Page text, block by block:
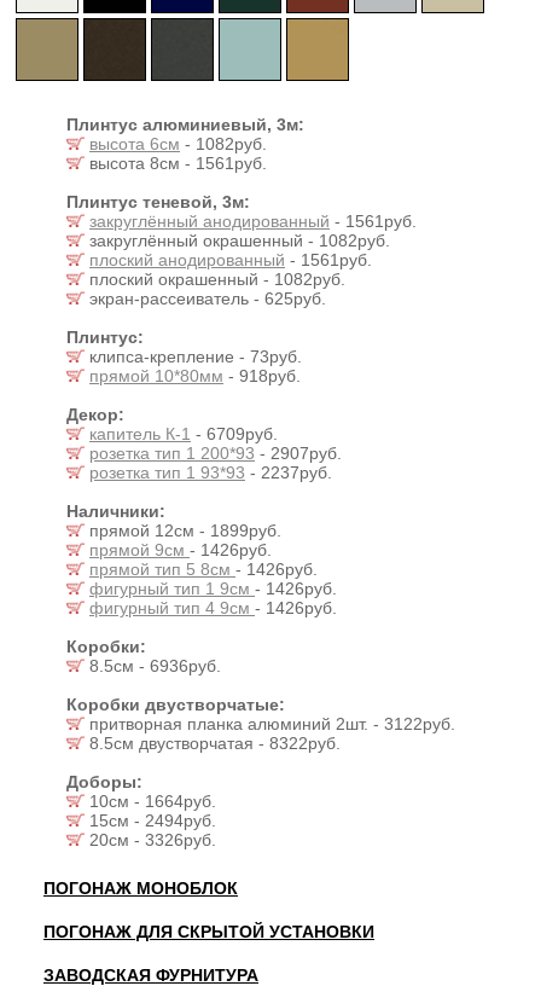
Плинтус алюминиевый, 3м:
высота 6см - 1082руб.
высота 8см - 1561руб.
Плинтус теневой, 3м:
закруглённый анодированный - 1561руб.
закруглённый окрашенный - 1082руб.
плоский анодированный - 1561руб.
плоский окрашенный - 1082руб.
экран-рассеиватель - 625руб.
Плинтус:
клипса-крепление - 73руб.
прямой 10*80мм - 918руб.
Декор:
капитель К-1 - 6709руб.
розетка тип 1 200*93 - 2907руб.
розетка тип 1 93*93 - 2237руб.
Наличники:
прямой 12см - 1899руб.
прямой 9см - 1426руб.
прямой тип 5 8см - 1426руб.
фигурный тип 1 9см - 1426руб.
фигурный тип 4 9см - 1426руб.
Коробки:
8.5см - 6936руб.
Коробки двустворчатые:
притворная планка алюминий 2шт. - 3122руб.
8.5см двустворчатая - 8322руб.
Доборы:
10см - 1664руб.
15см - 2494руб.
20см - 3326руб.
ПОГОНАЖ МОНОБЛОК
ПОГОНАЖ ДЛЯ СКРЫТОЙ УСТАНОВКИ
ЗАВОДСКАЯ ФУРНИТУРА